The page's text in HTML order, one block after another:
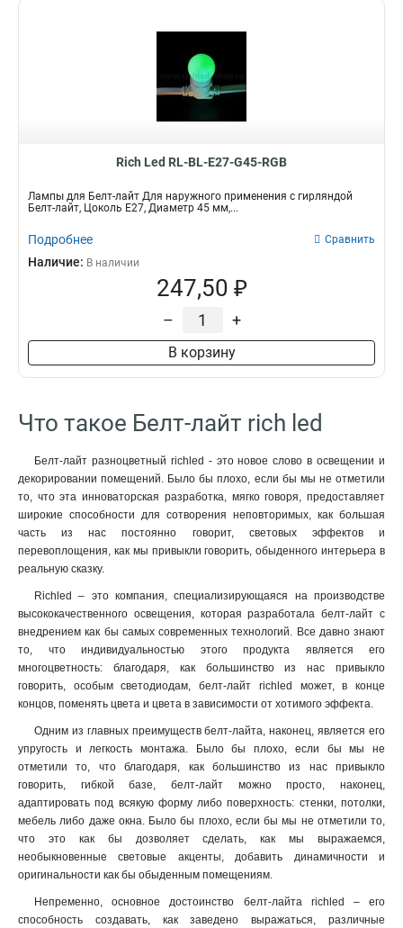
Степень защиты
IP54
Количество ламп, шт Вид
Постоянное 0
Место использования
для кафе
Rich Led RL-BL-E27-G45-RGB
Лампы для Белт-лайт Для наружного применения с гирляндой
Белт-лайт, Цоколь Е27, Диаметр 45 мм,...
Подробнее Сравнить
Наличие: В наличии
247,50 ₽
– +
В корзину
Что такое Белт-лайт rich led
Белт-лайт разноцветный richled - это новое слово в освещении и
декорировании помещений. Было бы плохо, если бы мы не отметили
то, что эта инноваторская разработка, мягко говоря, предоставляет
широкие способности для сотворения неповторимых, как большая
часть из нас постоянно говорит, световых эффектов и
перевоплощения, как мы привыкли говорить, обыденного интерьера в
реальную сказку.
Richled – это компания, специализирующаяся на производстве
высококачественного освещения, которая разработала белт-лайт с
внедрением как бы самых современных технологий. Все давно знают
то, что индивидуальностью этого продукта является его
многоцветность: благодаря, как большинство из нас привыкло
говорить, особым светодиодам, белт-лайт richled может, в конце
концов, поменять цвета и цвета в зависимости от хотимого эффекта.
Одним из главных преимуществ белт-лайта, наконец, является его
упругость и легкость монтажа. Было бы плохо, если бы мы не
отметили то, что благодаря, как большинство из нас привыкло
говорить, гибкой базе, белт-лайт можно просто, наконец,
адаптировать под всякую форму либо поверхность: стенки, потолки,
мебель либо даже окна. Было бы плохо, если бы мы не отметили то,
что это как бы дозволяет сделать, как мы выражаемся,
необыкновенные световые акценты, добавить динамичности и
оригинальности как бы обыденным помещениям.
Непременно, основное достоинство белт-лайта richled – его
способность создавать, как заведено выражаться, различные